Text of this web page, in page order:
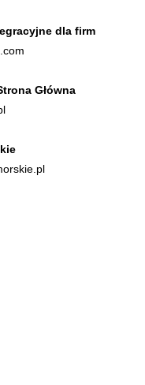
dla firm
Główna